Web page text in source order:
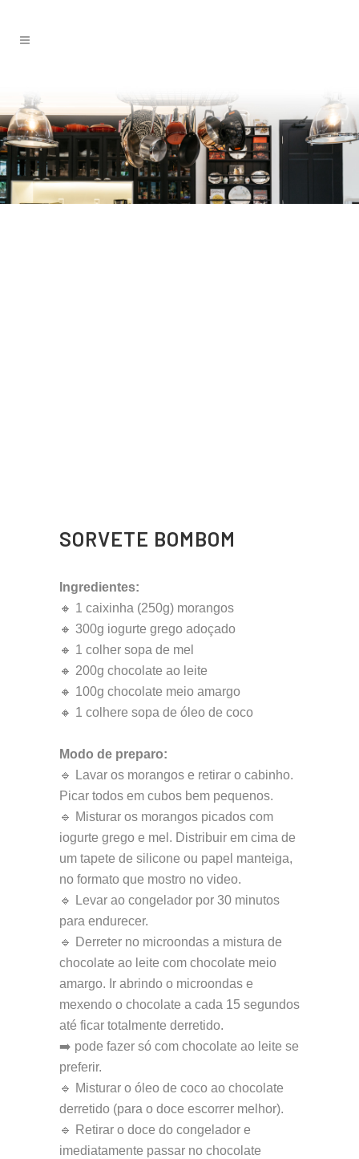
SORVETE BOMBOM
Ingredientes:
🔸 1 caixinha (250g) morangos
🔸 300g iogurte grego adoçado
🔸 1 colher sopa de mel
🔸 200g chocolate ao leite
🔸 100g chocolate meio amargo
🔸 1 colhere sopa de óleo de coco
Modo de preparo:
🔹 Lavar os morangos e retirar o cabinho.
Picar todos em cubos bem pequenos.
🔹 Misturar os morangos picados com
iogurte grego e mel. Distribuir em cima de
um tapete de silicone ou papel manteiga,
no formato que mostro no video.
🔹 Levar ao congelador por 30 minutos
para endurecer.
🔹 Derreter no microondas a mistura de
chocolate ao leite com chocolate meio
amargo. Ir abrindo o microondas e
mexendo o chocolate a cada 15 segundos
até ficar totalmente derretido.
➡️ pode fazer só com chocolate ao leite se
preferir.
🔹 Misturar o óleo de coco ao chocolate
derretido (para o doce escorrer melhor).
🔹 Retirar o doce do congelador e
imediatamente passar no chocolate